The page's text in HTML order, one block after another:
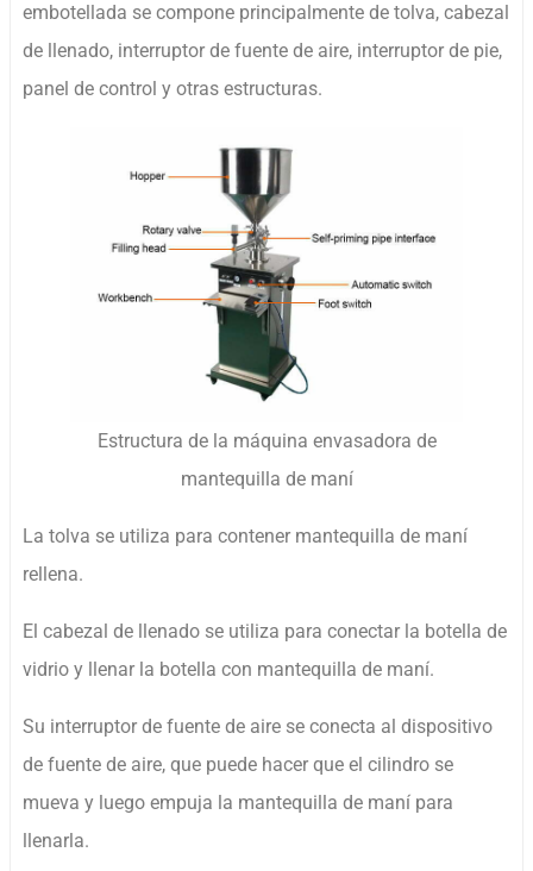
embotellada se compone principalmente de tolva, cabezal
de llenado, interruptor de fuente de aire, interruptor de pie,
panel de control y otras estructuras.
Estructura de la máquina envasadora de
mantequilla de maní
La tolva se utiliza para contener mantequilla de maní
rellena.
El cabezal de llenado se utiliza para conectar la botella de
vidrio y llenar la botella con mantequilla de maní.
Su interruptor de fuente de aire se conecta al dispositivo
de fuente de aire, que puede hacer que el cilindro se
mueva y luego empuja la mantequilla de maní para
llenarla.